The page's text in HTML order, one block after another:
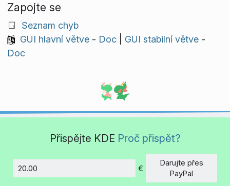
Zapojte se
Seznam chyb
GUI hlavní větve- Doc| GUI stabilní větve-
Doc
Přispějte KDE Proč přispět?
€
Darujte přes
PayPal